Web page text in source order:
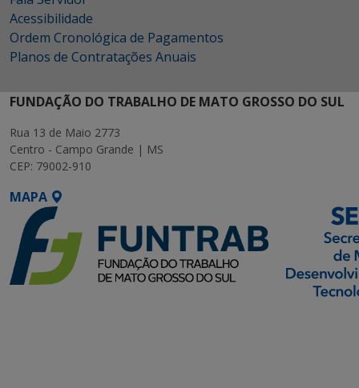
Acessibilidade
Ordem Cronológica de Pagamentos
Planos de Contratações Anuais
FUNDAÇÃO DO TRABALHO DE MATO GROSSO DO SUL
Rua 13 de Maio 2773
Centro - Campo Grande | MS
CEP: 79002-910
MAPA